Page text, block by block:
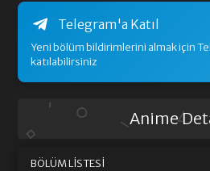
Telegram'a Katıl
Yeni bölüm bildirimlerini almak için
katılabilirsiniz
Anime
BÖLÜM LISTESI